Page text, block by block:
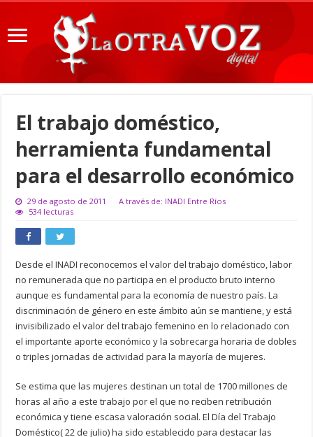
El trabajo doméstico,
herramienta fundamental
para el desarrollo económico
29 de agosto de 2011
A través de: INADI Entre Ríos
534 lecturas
Desde el INADI reconocemos el valor del trabajo doméstico, labor
no remunerada que no participa en el producto bruto interno
aunque es fundamental para la economía de nuestro país. La
discriminación de género en este ámbito aún se mantiene, y está
invisibilizado el valor del trabajo femenino en lo relacionado con
el importante aporte económico y la sobrecarga horaria de dobles
o triples jornadas de actividad para la mayoría de mujeres.
Se estima que las mujeres destinan un total de 1700 millones de
horas al año a este trabajo por el que no reciben retribución
económica y tiene escasa valoración social. El Día del Trabajo
Doméstico( 22 de julio) ha sido establecido para destacar las